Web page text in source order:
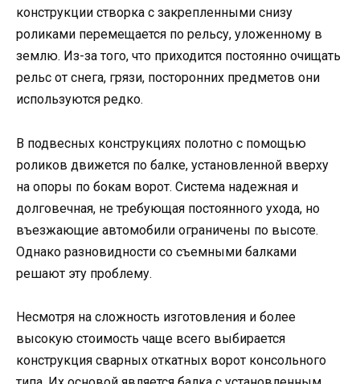
конструкции створка с закрепленными снизу
роликами перемещается по рельсу, уложенному в
землю. Из-за того, что приходится постоянно очищать
рельс от снега, грязи, посторонних предметов они
используются редко.
В подвесных конструкциях полотно с помощью
роликов движется по балке, установленной вверху
на опоры по бокам ворот. Система надежная и
долговечная, не требующая постоянного ухода, но
въезжающие автомобили ограничены по высоте.
Однако разновидности со съемными балками
решают эту проблему.
Несмотря на сложность изготовления и более
высокую стоимость чаще всего выбирается
конструкция сварных откатных ворот консольного